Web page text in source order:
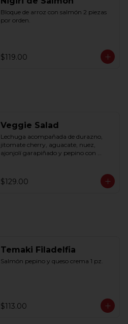
Bloque de arroz con salmón 2 piezas
por orden.
$119.00
Veggie Salad
Lechuga acompañada de durazno,
jitomate cherry, aguacate, nuez,
ajonjolí garapiñado y pepino con
$129.00
Temaki Filadelfia
Salmón pepino y queso crema 1 pz.
$113.00